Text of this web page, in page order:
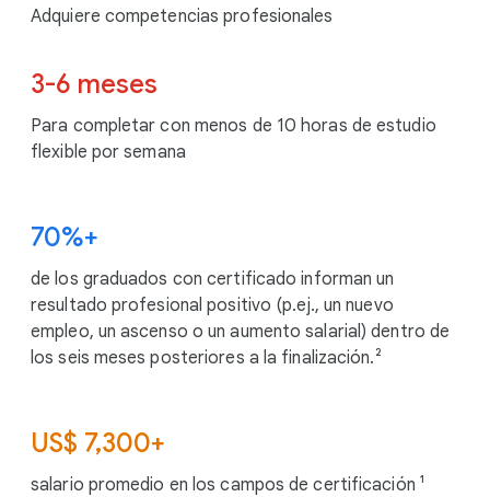
Adquiere competencias profesionales
3-6 meses
Para completar con menos de 10 horas de estudio
flexible por semana
70%+
de los graduados con certificado informan un
resultado profesional positivo (p.ej., un nuevo
empleo, un ascenso o un aumento salarial) dentro de
los seis meses posteriores a la finalización.²
US$ 7,300+
salario promedio en los campos de certificación ¹